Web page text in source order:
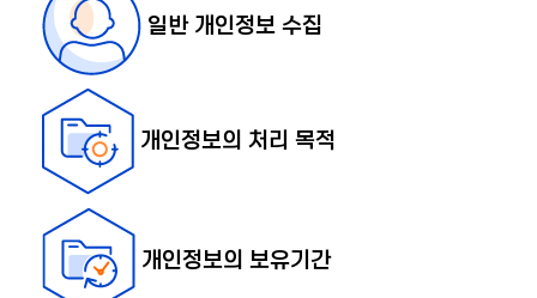
일반 개인정보 수집
개인정보의 처리 목적
개인정보의 보유기간